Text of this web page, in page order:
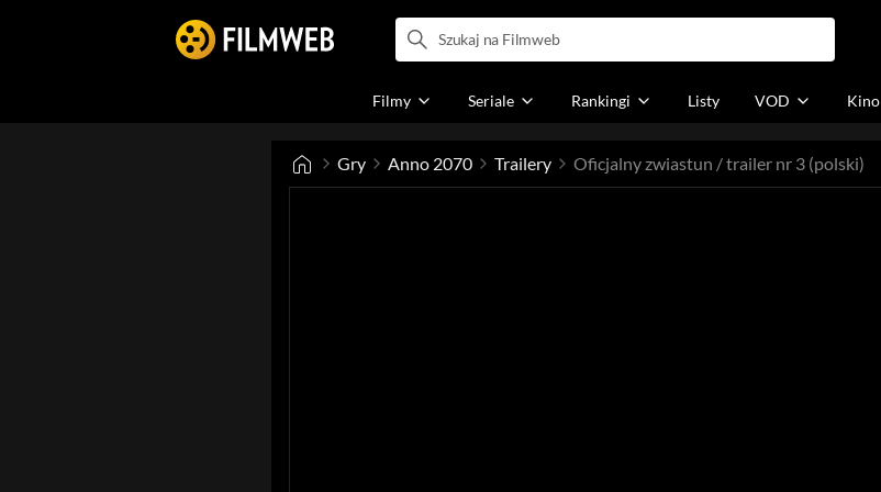
Filmy Seriale Rankingi Listy VOD Kino
Gry Anno 2070 Trailery Oficjalny zwiastun / trailer nr 3 (polski)